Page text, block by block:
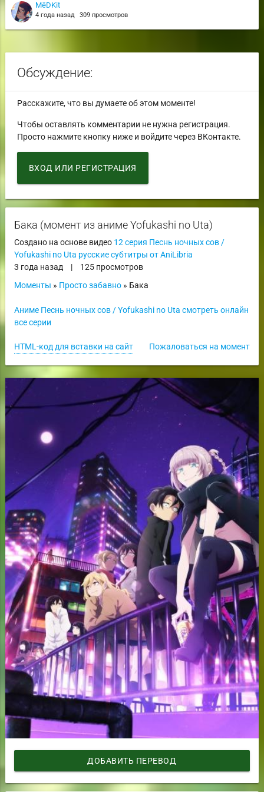
MёDKit
4 года назад 309 просмотров
Обсуждение:
Расскажите, что вы думаете об этом моменте!
Чтобы оставлять комментарии не нужна регистрация.
Просто нажмите кнопку ниже и войдите через ВКонтакте.
ВХОД ИЛИ РЕГИСТРАЦИЯ
Бака (момент из аниме Yofukashi no Uta)
Создано на основе видео 12 серия Песнь ночных сов /
Yofukashi no Uta русские субтитры от AniLibria
3 года назад
|
125 просмотров
Моменты » Просто забавно» Бака
Аниме Песнь ночных сов / Yofukashi no Uta смотреть онлайн
все серии
Пожаловаться на момент
HTML-код для вставки на сайт
ДОБАВИТЬ ПЕРЕВОД